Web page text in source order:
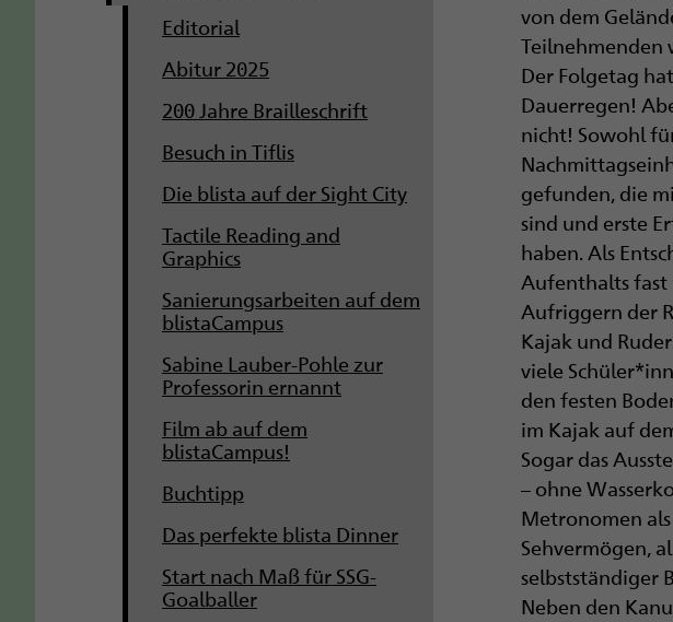
Editorial
Abitur 2025
200 Jahre Brailleschrift
Besuch in Tiflis
Die blista auf der Sight City
Tactile Reading and
Graphics
Sanierungsarbeiten auf dem
blistaCampus
Sabine Lauber-Pohle zur
Professorin ernannt
Film ab auf dem
blistaCampus!
Buchtipp
Das perfekte blista Dinner
Start nach Maß für SSG-
Goalballer
von dem
Teilnehmenden
Der Folgetag
Dauerregen!
nicht! Sowohl
gefunden, die
sind und erste
haben. Als
Aufenthalts fast
Aufriggern der
Kajak und
viele
den festen
im Kajak auf
Sogar das
– ohne
Metronomen
Sehvermögen,
selbstständiger
Neben den